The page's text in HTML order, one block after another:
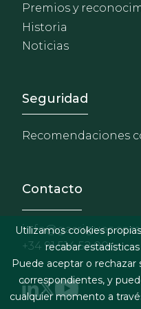
Premios y
Historia
Noticias
Footer -
Seguridad
Recomendaciones
Contacto
info@garrigues.com
+34 91 514 52 00
Utilizamos cookies
recabar
Puede aceptar o
correspondientes, y
cualquier momento a